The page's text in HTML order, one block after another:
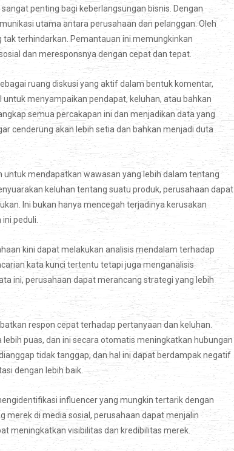
penting bagi keberlangsungan bisnis. Dengan
utama antara perusahaan dan pelanggan. Oleh
tak terhindarkan. Pemantauan ini memungkinkan
dan meresponsnya dengan cepat dan tepat.
ruang diskusi yang aktif dalam bentuk komentar,
menyampaikan pendapat, keluhan, atau bahkan
semua percakapan ini dan menjadikan data yang
cenderung akan lebih setia dan bahkan menjadi duta
mendapatkan wawasan yang lebih dalam tentang
keluhan tentang suatu produk, perusahaan dapat
Ini bukan hanya mencegah terjadinya kerusakan
peduli.
kini dapat melakukan analisis mendalam terhadap
kata kunci tertentu tetapi juga menganalisis
ini, perusahaan dapat merancang strategi yang lebih
respon cepat terhadap pertanyaan dan keluhan.
puas, dan ini secara otomatis meningkatkan hubungan
tidak tanggap, dan hal ini dapat berdampak negatif
dengan lebih baik.
influencer yang mungkin tertarik dengan
merek di media sosial, perusahaan dapat menjalin
meningkatkan visibilitas dan kredibilitas merek.